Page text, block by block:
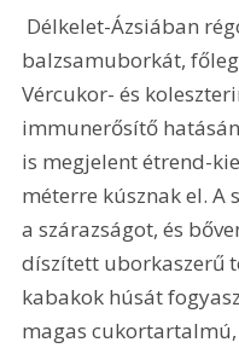
balzsamuborkát,
Vércukor- és
immunerősítő
is megjelent étrend-
méterre kúsznak el. A
a szárazságot, és
díszített uborkaszerű
kabakok húsát
magas